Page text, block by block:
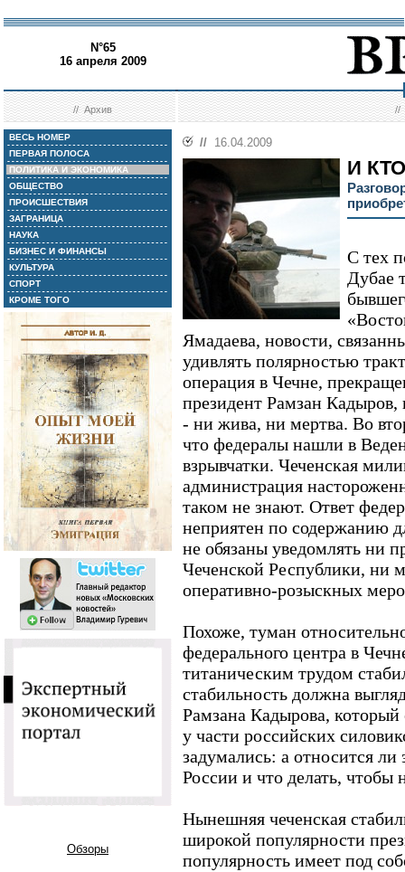
N°65
16 апреля 2009
//Архив //
ВЕСЬ НОМЕР
ПЕРВАЯ ПОЛОСА
ПОЛИТИКА И ЭКОНОМИКА
ОБЩЕСТВО
ПРОИСШЕСТВИЯ
ЗАГРАНИЦА
НАУКА
БИЗНЕС И ФИНАНСЫ
КУЛЬТУРА
СПОРТ
КРОМЕ ТОГО
Обзоры
// 16.04.2009
И
С тех
Дубае
Ямадаева, новости,
удивлять полярностью
операция в Чечне,
президент Рамзан
- ни жива, ни мертва. Во
что федералы нашли в
взрывчатки. Чеченская
администрация
таком не знают. Ответ
неприятен по содержанию
не обязаны уведомлять ни
Чеченской Республики, ни
оперативно-розыскных
Похоже, туман
федерального центра в
титаническим трудом
стабильность должна
Рамзана Кадырова, который
у части российских
задумались: а относится ли
России и что делать, чтобы
Нынешняя чеченская
широкой популярности
популярность имеет под